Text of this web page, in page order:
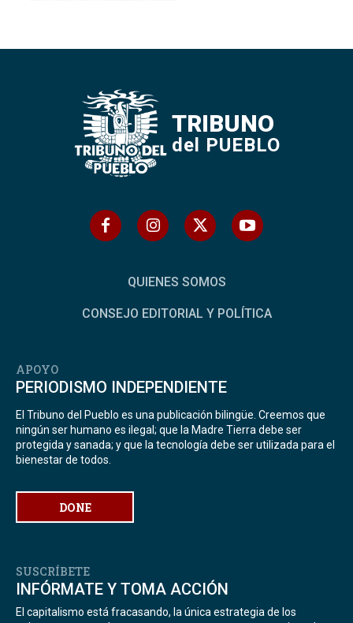
TRIBUNO
del PUEBLO
QUIENES SOMOS
CONSEJO EDITORIAL Y POLÍTICA
APOYO
PERIODISMO INDEPENDIENTE
El Tribuno del Pueblo es una publicación bilingüe. Creemos que
ningún ser humano es ilegal; que la Madre Tierra debe ser
protegida y sanada; y que la tecnología debe ser utilizada para el
bienestar de todos.
DONE
SUSCRÍBETE
INFÓRMATE Y TOMA ACCIÓN
El capitalismo está fracasando, la única estrategia de los